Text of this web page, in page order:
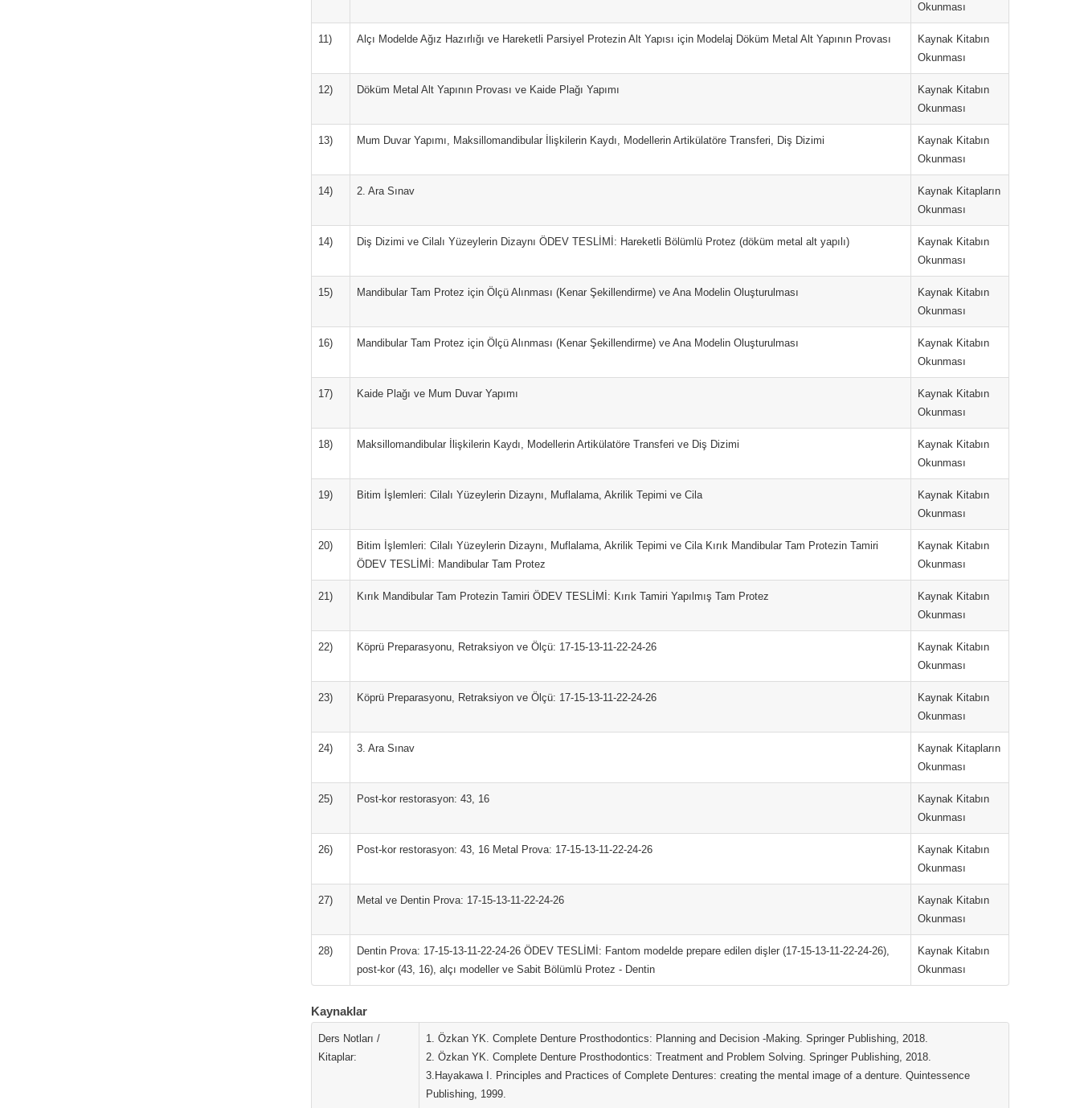
Okunması
11) Alçı Modelde Ağız Hazırlığı ve Hareketli Parsiyel Protezin Alt Yapısı için Modelaj Döküm Metal Alt Yapının Provası
Kaynak Kitabın
Okunması
12) Döküm Metal Alt Yapının Provası ve Kaide Plağı Yapımı
Kaynak Kitabın
Okunması
13) Mum Duvar Yapımı, Maksillomandibular İlişkilerin Kaydı, Modellerin Artikülatöre Transferi, Diş Dizimi
Kaynak Kitabın
Okunması
14) 2. Ara Sınav
Kaynak Kitapların
Okunması
14) Diş Dizimi ve Cilalı Yüzeylerin Dizaynı ÖDEV TESLİMİ: Hareketli Bölümlü Protez (döküm metal alt yapılı)
Kaynak Kitabın
Okunması
15) Mandibular Tam Protez için Ölçü Alınması (Kenar Şekillendirme) ve Ana Modelin Oluşturulması
Kaynak Kitabın
Okunması
16) Mandibular Tam Protez için Ölçü Alınması (Kenar Şekillendirme) ve Ana Modelin Oluşturulması
Kaynak Kitabın
Okunması
17) Kaide Plağı ve Mum Duvar Yapımı
Kaynak Kitabın
Okunması
18) Maksillomandibular İlişkilerin Kaydı, Modellerin Artikülatöre Transferi ve Diş Dizimi
Kaynak Kitabın
Okunması
19) Bitim İşlemleri: Cilalı Yüzeylerin Dizaynı, Muflalama, Akrilik Tepimi ve Cila
Kaynak Kitabın
Okunması
20)
Bitim İşlemleri: Cilalı Yüzeylerin Dizaynı, Muflalama, Akrilik Tepimi ve Cila Kırık Mandibular Tam Protezin Tamiri
ÖDEV TESLİMİ: Mandibular Tam Protez
Kaynak Kitabın
Okunması
21) Kırık Mandibular Tam Protezin Tamiri ÖDEV TESLİMİ: Kırık Tamiri Yapılmış Tam Protez
Kaynak Kitabın
Okunması
22) Köprü Preparasyonu, Retraksiyon ve Ölçü: 17-15-13-11-22-24-26
Kaynak Kitabın
Okunması
23) Köprü Preparasyonu, Retraksiyon ve Ölçü: 17-15-13-11-22-24-26
Kaynak Kitabın
Okunması
24) 3. Ara Sınav
Kaynak Kitapların
Okunması
25) Post-kor restorasyon: 43, 16
Kaynak Kitabın
Okunması
26) Post-kor restorasyon: 43, 16 Metal Prova: 17-15-13-11-22-24-26
Kaynak Kitabın
Okunması
27) Metal ve Dentin Prova: 17-15-13-11-22-24-26
Kaynak Kitabın
Okunması
28)
Dentin Prova: 17-15-13-11-22-24-26 ÖDEV TESLİMİ: Fantom modelde prepare edilen dişler (17-15-13-11-22-24-26),
post-kor (43, 16), alçı modeller ve Sabit Bölümlü Protez - Dentin
Kaynak Kitabın
Okunması
Kaynaklar
Ders Notları /
Kitaplar:
1. Özkan YK. Complete Denture Prosthodontics: Planning and Decision -Making. Springer Publishing, 2018.
2. Özkan YK. Complete Denture Prosthodontics: Treatment and Problem Solving. Springer Publishing, 2018.
3.Hayakawa I. Principles and Practices of Complete Dentures: creating the mental image of a denture. Quintessence
Publishing, 1999.